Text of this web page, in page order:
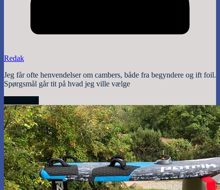
Redak
Jeg får ofte henvendelser om cambers, både fra begyndere og ift foil.
Spørgsmål går tit på hvad jeg ville vælge